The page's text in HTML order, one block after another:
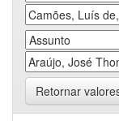
Retornar